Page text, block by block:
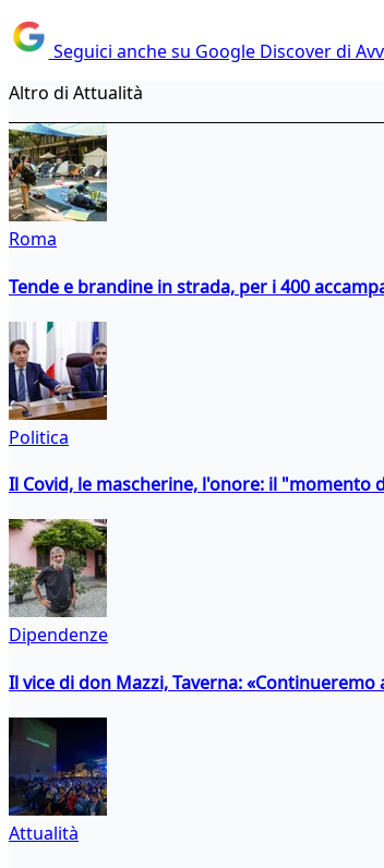
Seguici anche su Google Discover di
Altro di Attualità
Roma
Tende e brandine in strada, per i 400
Politica
Il Covid, le mascherine, l'onore: il "momento
Dipendenze
Il vice di don Mazzi, Taverna:
Attualità